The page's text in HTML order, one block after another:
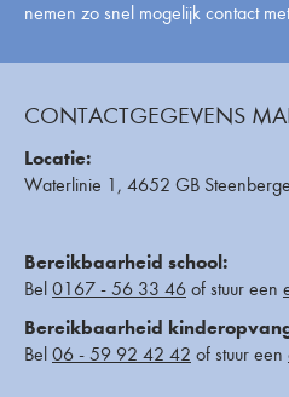
nemen zo snel mogelijk contact
CONTACTGEGEVENS
Locatie:
Waterlinie 1, 4652 GB
Bereikbaarheid school:
Bel 0167 - 56 33 46 of stuur een
Bereikbaarheid
Bel 06 - 59 92 42 42 of stuur een